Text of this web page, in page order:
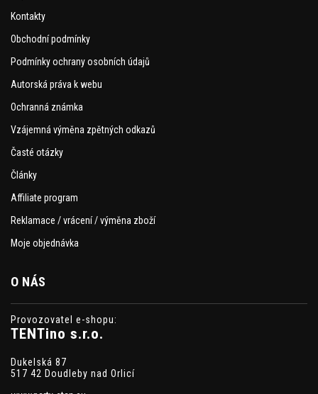
Kontakty
Obchodní podmínky
Podmínky ochrany osobních údajů
Autorská práva k webu
Ochranná známka
Vzájemná výměna zpětných odkazů
Časté otázky
Články
Affiliate program
Reklamace / vrácení / výměna zboží
Moje objednávka
O NÁS
Provozovatel e-shopu:
TENTino s.r.o.
Dukelská 87
517 42 Doudleby nad Orlicí